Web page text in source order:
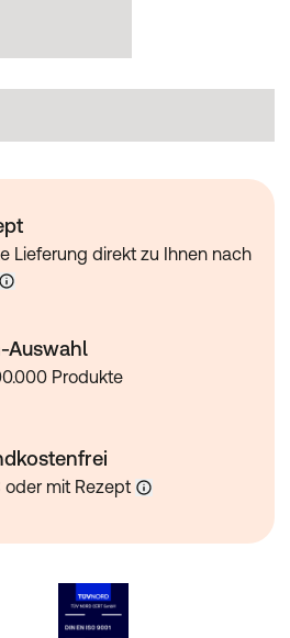
Lieferung direkt zu Ihnen nach
Auswahl
Produkte
oder mit Rezept